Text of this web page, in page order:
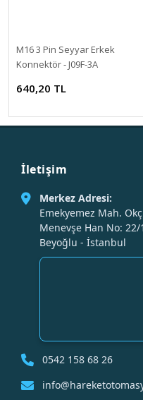
M16 3 Pin Seyyar Erkek
Konnektör - J09F-3A
640,20 TL
İletişim
Merkez Adresi:
Emekyemez Mah.
Menevşe Han No: 22/
Beyoğlu - İstanbul
0542 158 68 26